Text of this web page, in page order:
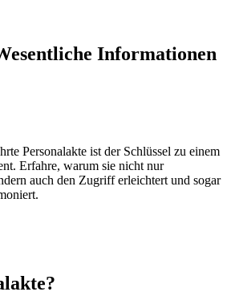
Informationen
Personalakte ist der Schlüssel zu einem
Erfahre, warum sie nicht nur
auch den Zugriff erleichtert und sogar